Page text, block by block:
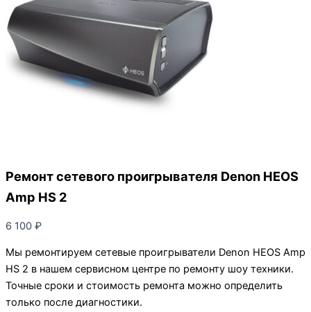
Ремонт сетевого проигрывателя Denon HEOS
Amp HS 2
6 100 ₽
Мы ремонтируем сетевые проигрыватели Denon HEOS Amp
HS 2 в нашем сервисном центре по ремонту шоу техники.
Точные сроки и стоимость ремонта можно определить
только после диагностики.